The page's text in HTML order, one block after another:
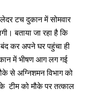
लेदर टच दुकान में सोमवार
बताया जा रहा है कि
कर अपने घर पहुंचा ही
में भीषण आग लग गई
से अग्निशमन विभाग को
टीम को मौके पर तत्काल